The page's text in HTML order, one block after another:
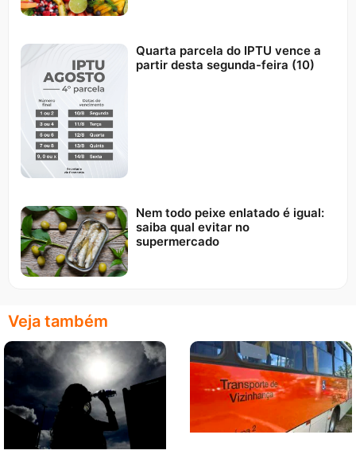
Quarta parcela do IPTU vence a
partir desta segunda-feira (10)
Nem todo peixe enlatado é igual:
saiba qual evitar no
supermercado
Veja também